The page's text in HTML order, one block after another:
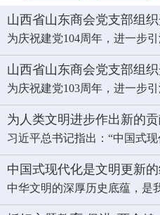
山西省山东商会党支部组
为庆祝建党104周年，进一步
山西省山东商会党支部组
为庆祝建党103周年，进一步
为人类文明进步作出新的
习近平总书记指出：“中国式
中国式现代化是文明更新
中华文明的深厚历史底蕴，是